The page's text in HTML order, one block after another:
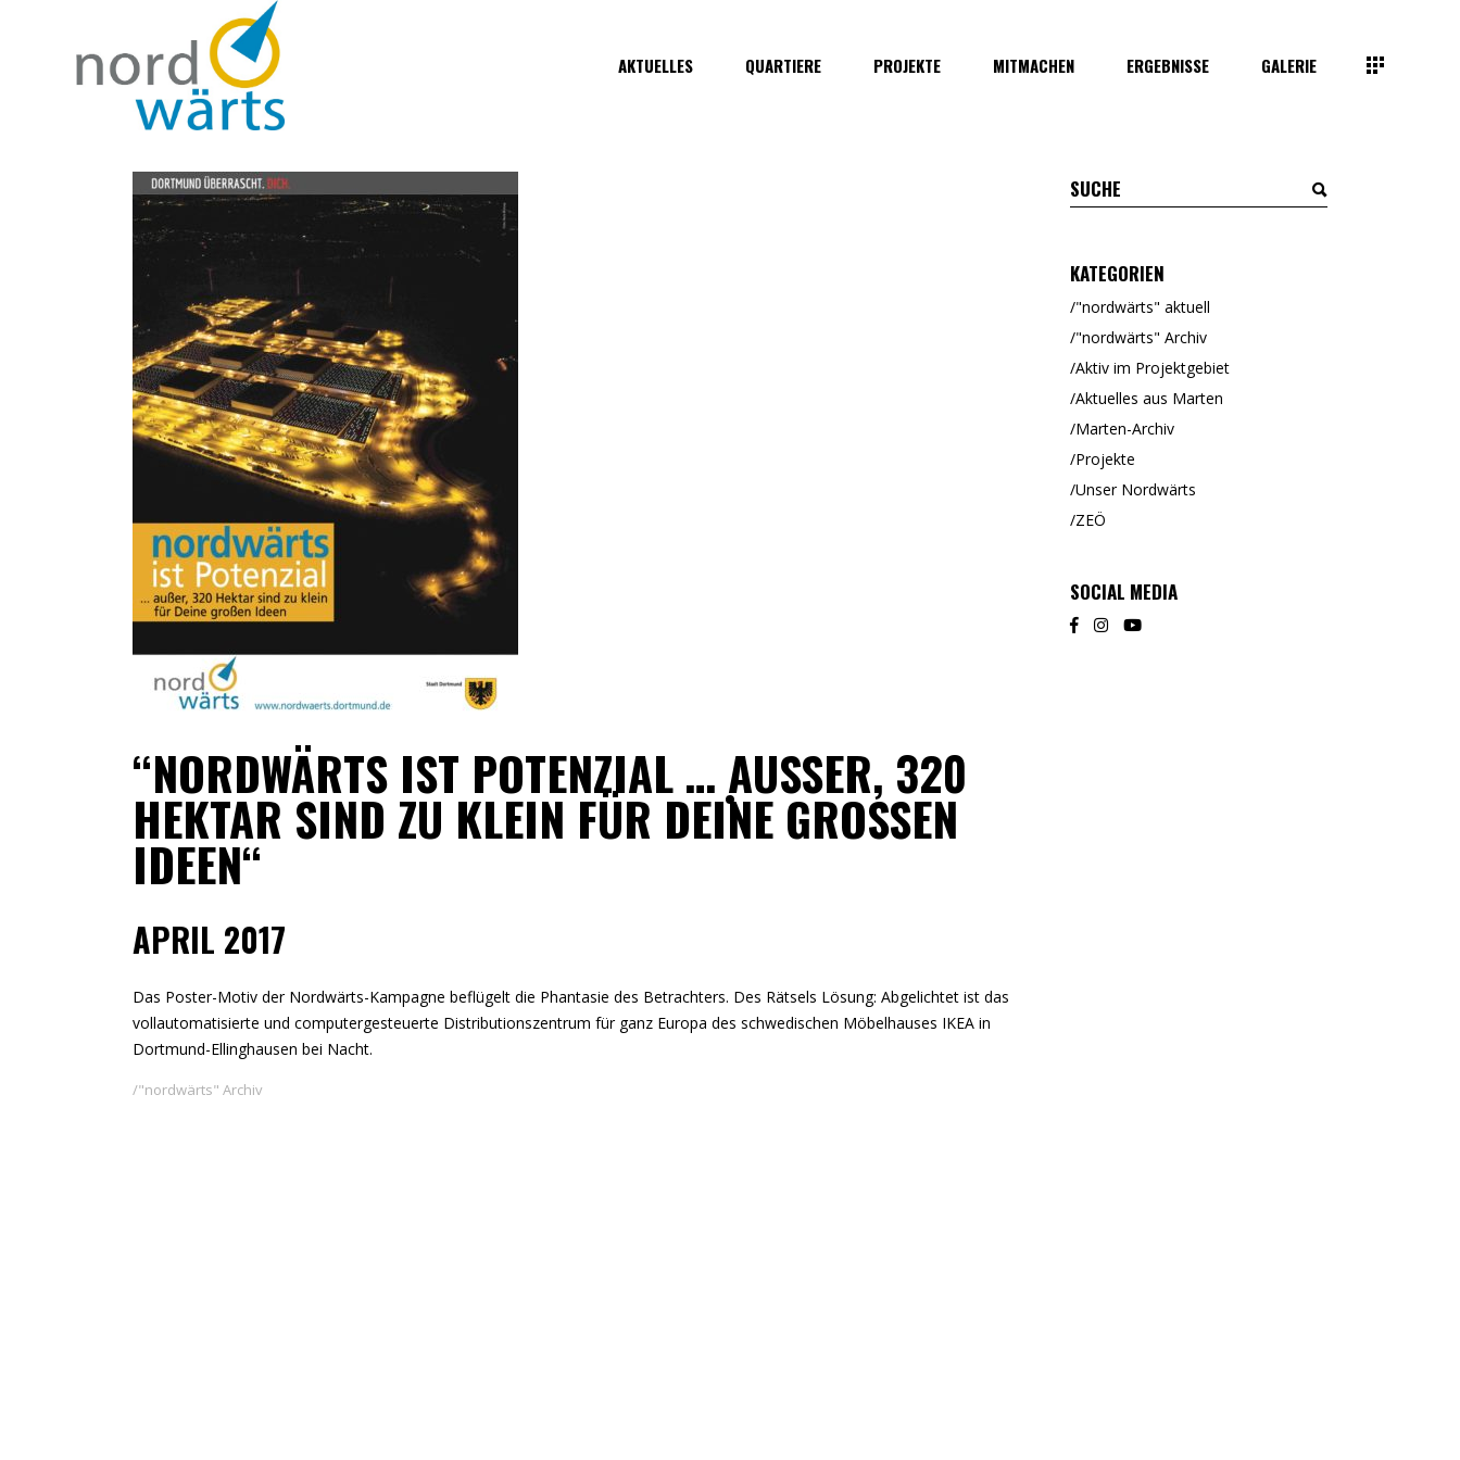
AKTUELLES QUARTIERE PROJEKTE MITMACHEN ERGEBNISSE GALERIE
“NORDWÄRTS IST POTENZIAL … AUSSER, 320 H
EKTAR SIND ZU KLEIN FÜR DEINE GROSSEN ID
EEN“
APRIL 2017
Das Poster-Motiv der Nordwärts-Kampagne beflügelt die Phantasie des Betrachters. Des Rätsels Lösung: Abgelichtet ist das
vollautomatisierte und computergesteuerte Distributionszentrum für ganz Europa des schwedischen Möbelhauses IKEA in
Dortmund-Ellinghausen bei Nacht.
"nordwärts" Archiv
KATEGORIEN
"nordwärts" aktuell
"nordwärts" Archiv
Aktiv im Projektgebiet
Aktuelles aus Marten
Marten-Archiv
Projekte
Unser Nordwärts
ZEÖ
SOCIAL MEDIA